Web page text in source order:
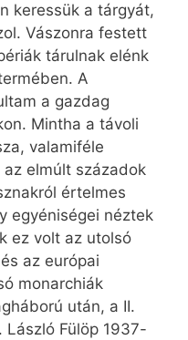
keressük a tárgyát,
Vászonra festett
tárulnak elénk
A
a gazdag
Mintha a távoli
valamiféle
elmúlt századok
értelmes
egyéniségei néztek
ez volt az utolsó
az európai
monarchiák
után, a II.
Fülöp 1937-